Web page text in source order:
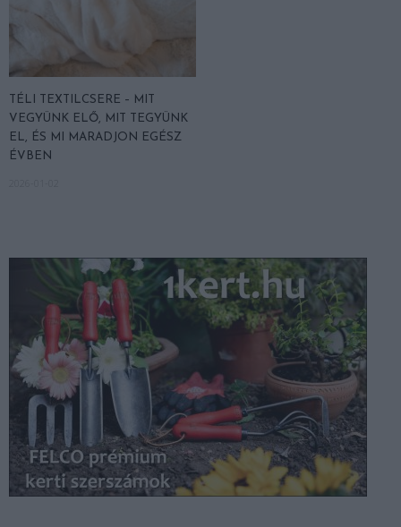
TÉLI TEXTILCSERE – MIT
VEGYÜNK ELŐ, MIT TEGYÜNK
EL, ÉS MI MARADJON EGÉSZ
ÉVBEN